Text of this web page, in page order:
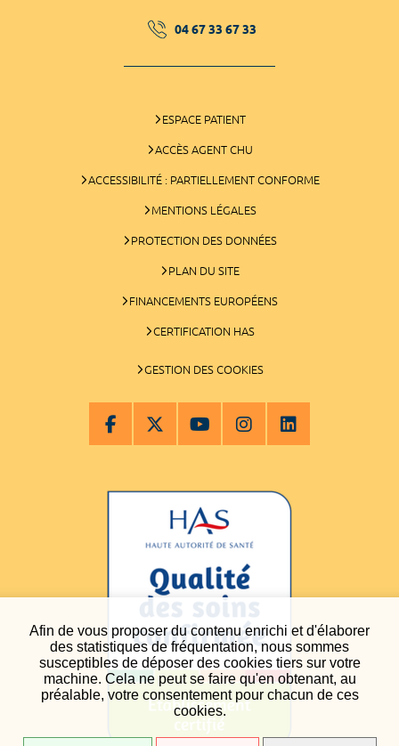
Afin de vous proposer du contenu enrichi et d'élaborer
des statistiques de fréquentation, nous sommes
susceptibles de déposer des cookies tiers sur votre
machine. Cela ne peut se faire qu'en obtenant, au
préalable, votre consentement pour chacun de ces
cookies.
04 67 33 67 33
ESPACE PATIENT
ACCÈS AGENT CHU
ACCESSIBILITÉ : PARTIELLEMENT CONFORME
MENTIONS LÉGALES
PROTECTION DES DONNÉES
PLAN DU SITE
FINANCEMENTS EUROPÉENS
CERTIFICATION HAS
GESTION DES COOKIES